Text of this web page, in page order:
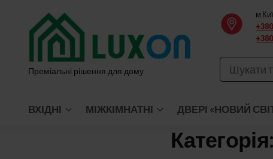
Преміальні рішення для дому
ВХІДНІ МІЖКІМНАТНІ ДВЕРІ «НОВИЙ
Категорія: